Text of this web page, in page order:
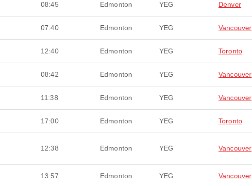
08:45 Edmonton YEG Denver
07:40 Edmonton YEG Vancouver
12:40 Edmonton YEG Toronto
08:42 Edmonton YEG Vancouver
11:38 Edmonton YEG Vancouver
17:00 Edmonton YEG Toronto
12:38 Edmonton YEG Vancouver
13:57 Edmonton YEG Vancouver